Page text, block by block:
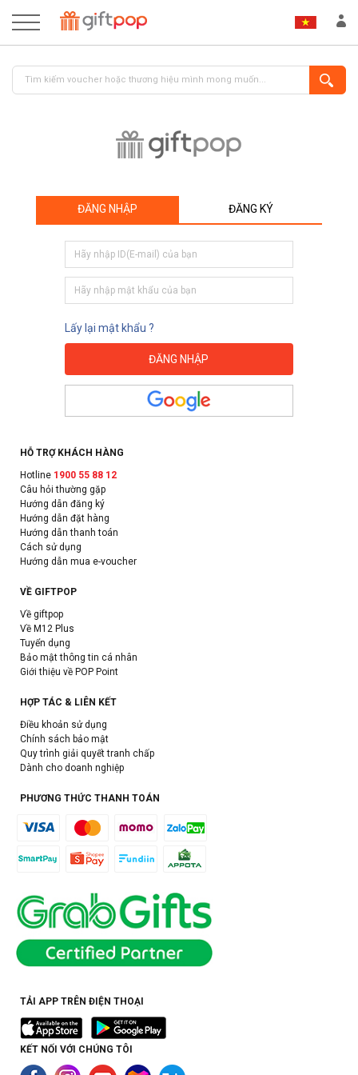
ĐĂNG NHẬP ĐĂNG KÝ
Lấy lại mật khẩu ?
HỖ TRỢ KHÁCH HÀNG
Hotline 1900 55 88 12
Câu hỏi thường gặp
Hướng dẫn đăng ký
Hướng dẫn đặt hàng
Hướng dẫn thanh toán
Cách sử dụng
Hướng dẫn mua e-voucher
VỀ GIFTPOP
Về giftpop
Về M12 Plus
Tuyển dụng
Bảo mật thông tin cá nhân
Giới thiệu về POP Point
HỢP TÁC & LIÊN KẾT
Điều khoản sử dụng
Chính sách bảo mật
Quy trình giải quyết tranh chấp
Dành cho doanh nghiệp
PHƯƠNG THỨC THANH TOÁN
TẢI APP TRÊN ĐIỆN THOẠI
KẾT NỐI VỚI CHÚNG TÔI